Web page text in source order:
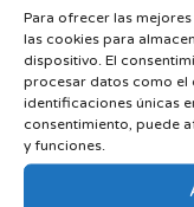
Para ofrecer las
las cookies para
dispositivo. El
procesar datos como el
identificaciones únicas
consentimiento, puede
y funciones.